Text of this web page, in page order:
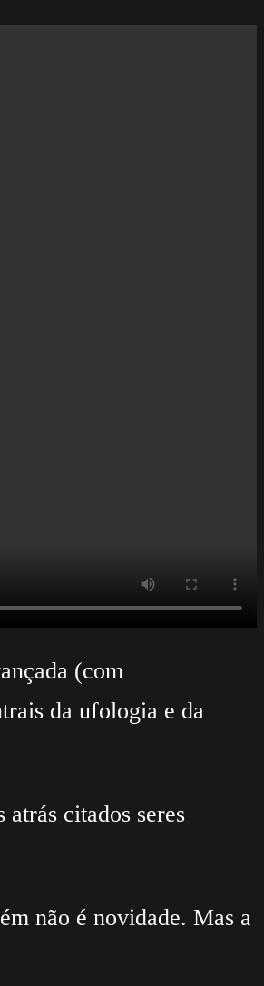
(com
da ufologia e da
citados seres
não é novidade. Mas a